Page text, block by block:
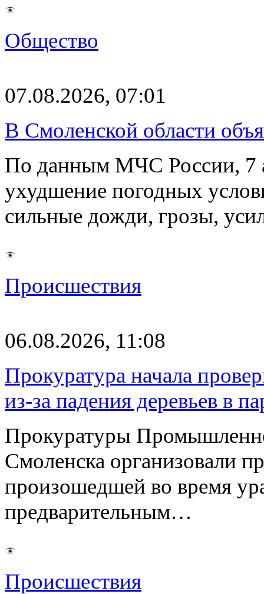
Общество
07.08.2026, 07:01
В Смоленской области
По данным МЧС России, 7
ухудшение погодных
сильные дожди, грозы,
Происшествия
06.08.2026, 11:08
Прокуратура начала
из-за падения деревьев в
Прокуратуры
Смоленска организовали
произошедшей во время
предварительным…
Происшествия